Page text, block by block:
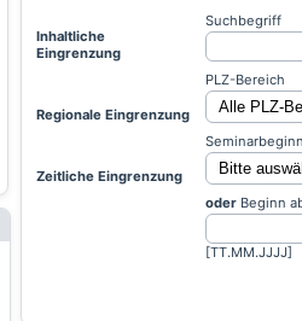
Inhaltliche
Eingrenzung
Suchbegriff
Regionale Eingrenzung
PLZ-Bereich
Zeitliche Eingrenzung
oder Beginn
[TT.MM.JJJJ]